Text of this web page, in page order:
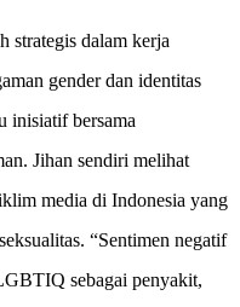
strategis dalam kerja
gender dan identitas
inisiatif bersama
Jihan sendiri melihat
media di Indonesia yang
“Sentimen negatif
sebagai penyakit,